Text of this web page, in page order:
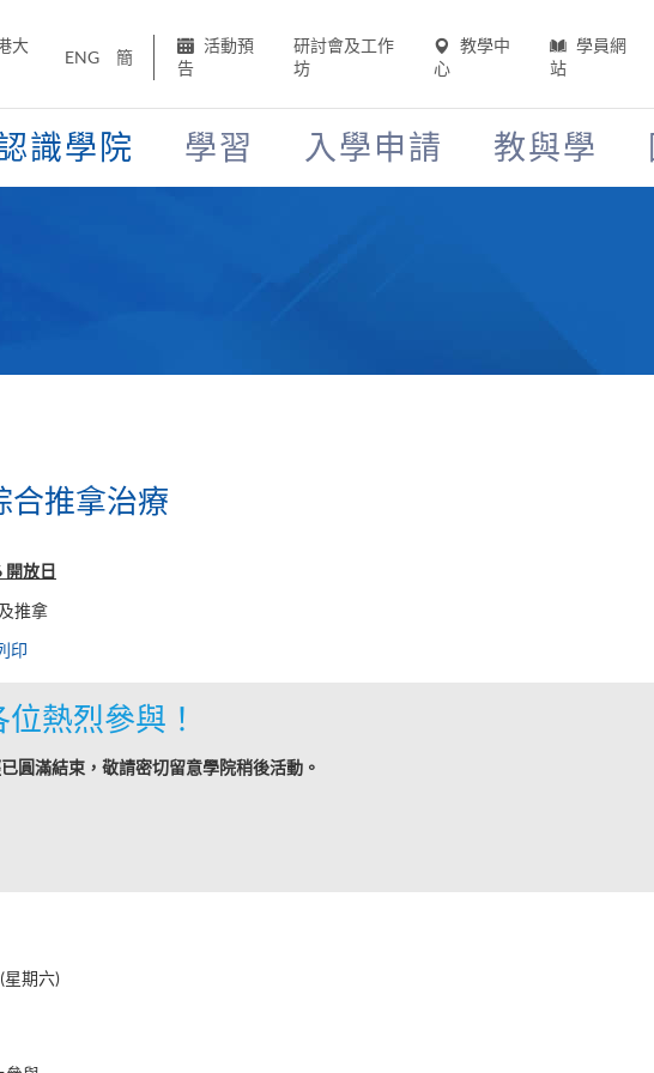
大
ENG 簡
活動預
告
研討會及工作
坊
教學中
心
學員網
站
識學院 學習 入學申請 教與學
合推拿治療
開放日
推拿
印
熱烈參與！
圓滿結束，敬請密切留意學院稍後活動。
星期六)